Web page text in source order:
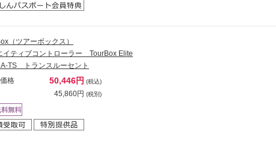
（ツアーボックス）
イティブコントローラー TourBox Elite
TS トランスルーセント
格
50,446円 (税込)
45,860円 (税別)